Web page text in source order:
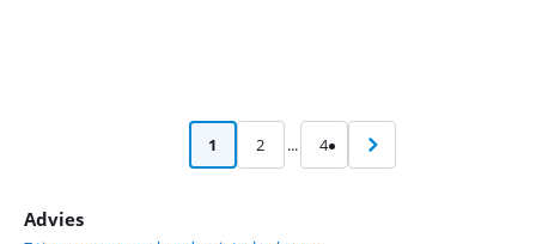
1 2 ... 4
Advies